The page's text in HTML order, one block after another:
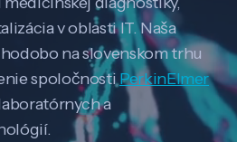
v oblasti IT. Naša
na slovenskom trhu
spoločnostiPerkinElmer
a